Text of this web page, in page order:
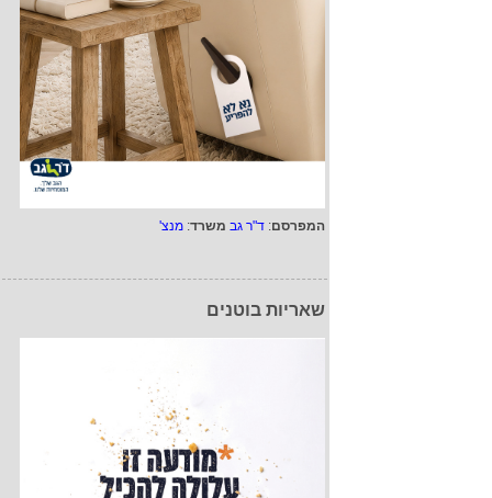
המפרסם: ד"ר גב משרד: מנצ'
שאריות בוטנים